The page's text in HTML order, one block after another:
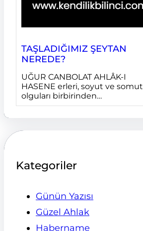
TAŞLADIĞIMIZ ŞEYTAN
NEREDE?
UĞUR CANBOLAT AHLÂK-I
HASENE erleri, soyut ve somut
olguları birbirinden…
Kategoriler
Günün Yazısı
Güzel Ahlak
Habername